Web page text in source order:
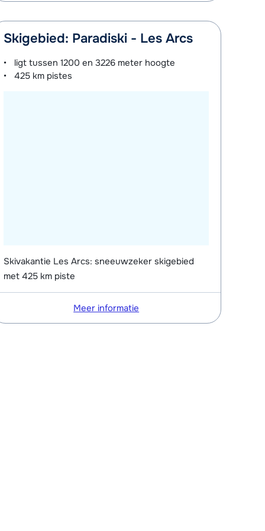
Skigebied: Paradiski - Les Arcs
ligt tussen1200 en 3226 meter hoogte
425 km pistes
Skivakantie Les Arcs: sneeuwzeker skigebied
met 425 km piste
Meer informatie